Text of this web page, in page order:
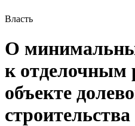
Власть
О
к отделочным
объекте
строительства